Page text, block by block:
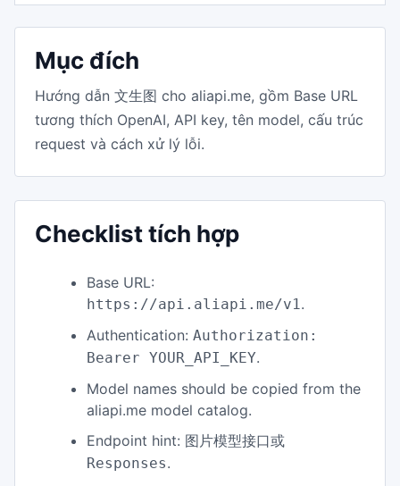
Mục đích
Hướng dẫn 文生图 cho aliapi.me, gồm Base URL
tương thích OpenAI, API key, tên model, cấu trúc
request và cách xử lý lỗi.
Checklist tích hợp
Base URL:
https://api.aliapi.me/v1.
Authentication: Authorization:
Bearer YOUR_API_KEY.
Model names should be copied from the
aliapi.me model catalog.
Endpoint hint: 图片模型接口或
Responses.